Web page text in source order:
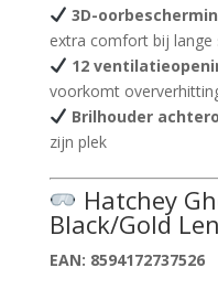
3D-
extra comfort bij lange
12
voorkomt
Brilhouder
zijn plek
Hatchey
Black/Gold
EAN: 8594172737526